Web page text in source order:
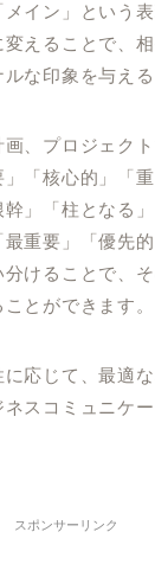
イン」という
えることで、
な印象を与え
、プロジェク
「核心的」「重
幹」「柱となる
重要」「優先
けることで、
とができます。
応じて、最適
スコミュニケ
スポンサーリンク